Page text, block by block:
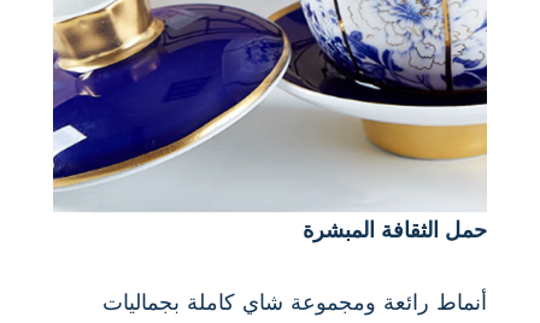
حمل الثقافة المبشرة
أنماط رائعة ومجموعة شاي كاملة بجماليات